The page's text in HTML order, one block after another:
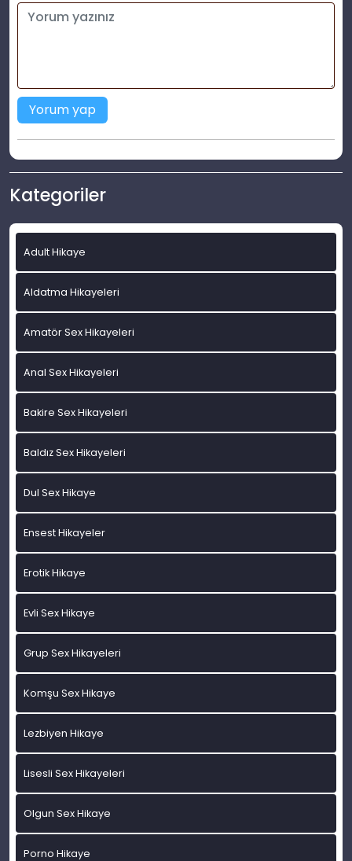
Yorum yap
Kategoriler
Adult Hikaye
Aldatma Hikayeleri
Amatör Sex Hikayeleri
Anal Sex Hikayeleri
Bakire Sex Hikayeleri
Baldız Sex Hikayeleri
Dul Sex Hikaye
Ensest Hikayeler
Erotik Hikaye
Evli Sex Hikaye
Grup Sex Hikayeleri
Komşu Sex Hikaye
Lezbiyen Hikaye
Lisesli Sex Hikayeleri
Olgun Sex Hikaye
Porno Hikaye